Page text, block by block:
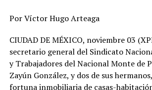
-Quisiera que diera la información el
con este caso, que tiene la propia
también el gabinete de seguridad. Que
avanza la investigación, puedan dar la
Insistió que se está apoyando a la
Por Víctor Hugo Arteaga
CIUDAD DE MÉXICO, noviembre 03
secretario general del Sindicato
y Trabajadores del Nacional Monte de
Zayún González, y dos de sus
fortuna inmobiliaria de casas-